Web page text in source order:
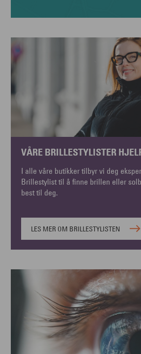
VÅRE BRILLESTYLISTER
I alle våre butikker tilbyr vi deg
Brillestylist til å finne brillen eller
best til deg.
LES MER OM BRILLESTYLISTEN